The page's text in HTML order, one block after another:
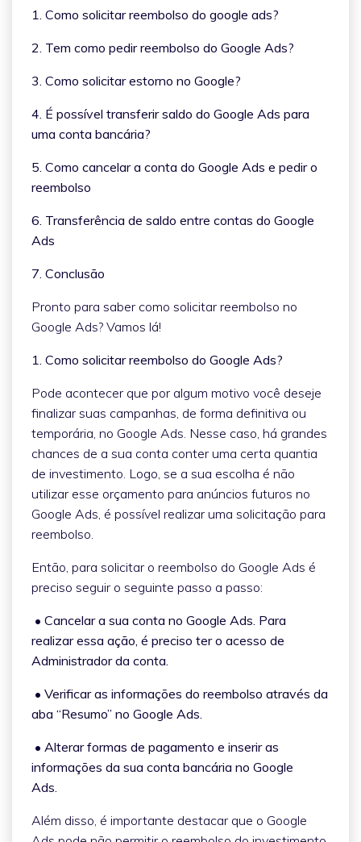
1. Como solicitar reembolso do google ads?
2. Tem como pedir reembolso do Google Ads?
3. Como solicitar estorno no Google?
4. É possível transferir saldo do Google Ads para
uma conta bancária?
5. Como cancelar a conta do Google Ads e pedir o
reembolso
6. Transferência de saldo entre contas do Google
Ads
7. Conclusão
Pronto para saber como solicitar reembolso no
Google Ads? Vamos lá!
1. Como solicitar reembolso do Google Ads?
Pode acontecer que por algum motivo você deseje
finalizar suas campanhas, de forma definitiva ou
temporária, no Google Ads. Nesse caso, há grandes
chances de a sua conta conter uma certa quantia
de investimento. Logo, se a sua escolha é não
utilizar esse orçamento para anúncios futuros no
Google Ads, é possível realizar uma solicitação para
reembolso.
Então, para solicitar o reembolso do Google Ads é
preciso seguir o seguinte passo a passo:
• Cancelar a sua conta no Google Ads. Para
realizar essa ação, é preciso ter o acesso de
Administrador da conta.
• Verificar as informações do reembolso através da
aba “Resumo” no Google Ads.
• Alterar formas de pagamento e inserir as
informações da sua conta bancária no Google
Ads.
Além disso, é importante destacar que o Google